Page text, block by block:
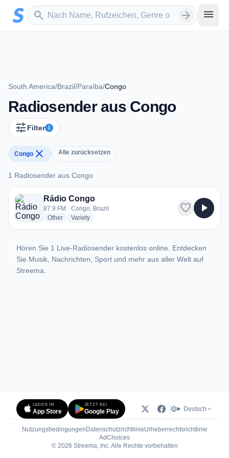
Zum Hauptinhalt springen
search
Sender suchen arrow_forward menu
South America/Brazil/Paraíba/Congo
Radiosender aus Congo
tune Filter 1
Congo close Alle zurücksetzen
1 Radiosender aus Congo
1 Radiosender aus Congo
Rádio Congo
87.9 FM · Congo, Brazil
Otherradio stations
Varietyradio stations
favorite play_arrow
Hören Sie 1 Live-Radiosender kostenlos online. Entdecken
Sie Musik, Nachrichten, Sport und mehr aus aller Welt auf
Streema.
LADEN IM
App Store
JETZT BEI
Google Play Deutsch
Nutzungsbedingungen DatenschutzrichtlinieUrheberrechtsrichtlinie
AdChoices(öffnet in neuem Tab)
© 2026 Streema, Inc. Alle Rechte vorbehalten